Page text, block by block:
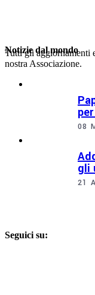
Notizie dal mondo
Tutti gli aggiornamenti
nostra Associazione.
08
gli
21
Seguici su: